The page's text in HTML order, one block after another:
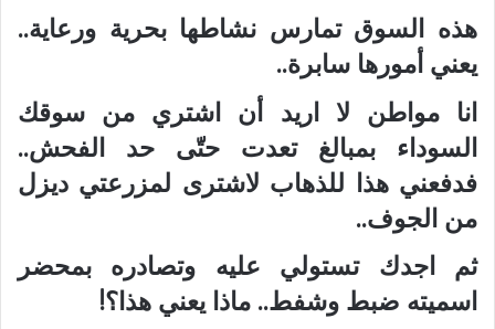
هذه السوق تمارس نشاطها بحرية ورعاية..
يعني أمورها سابرة..
انا مواطن لا اريد أن اشتري من سوقك
السوداء بمبالغ تعدت حتّى حد الفحش..
فدفعني هذا للذهاب لاشترى لمزرعتي ديزل
من الجوف..
ثم اجدك تستولي عليه وتصادره بمحضر
اسميته ضبط وشفط.. ماذا يعني هذا؟!